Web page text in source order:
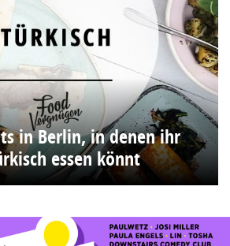
in Berlin, in denen ihr
essen könnt